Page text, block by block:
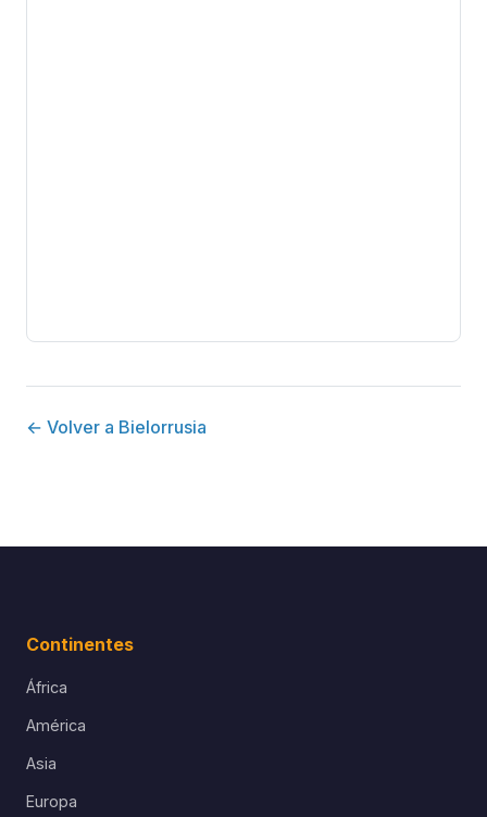
← Volver a Bielorrusia
Continentes
África
América
Asia
Europa